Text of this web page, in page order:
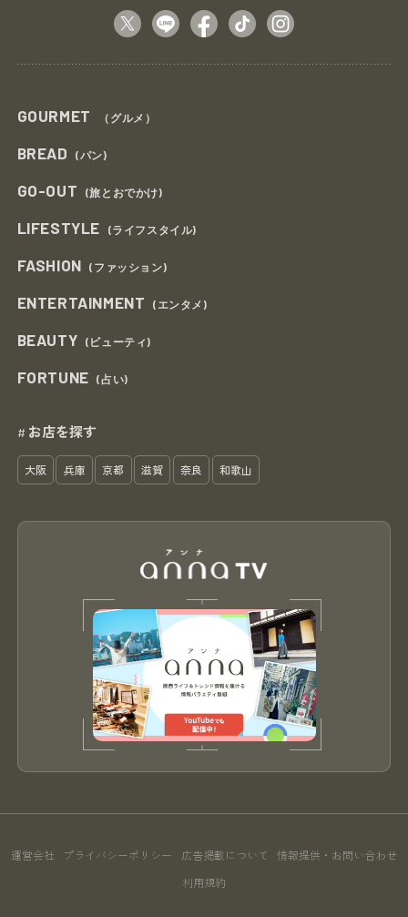
GOURMET （グルメ）
BREAD (パン)
GO-OUT (旅とおでかけ)
LIFESTYLE (ライフスタイル)
FASHION (ファッション)
ENTERTAINMENT (エンタメ)
BEAUTY (ビューティ)
FORTUNE (占い)
# お店を探す
大阪 兵庫 京都 滋賀 奈良 和歌山
運営会社 プライバシーポリシー 広告掲載について 情報提供・お問い合わせ
利用規約